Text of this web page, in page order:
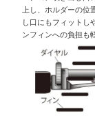
上し、ホルダーの位
し口にもフィットし
ンフィンへの負担も